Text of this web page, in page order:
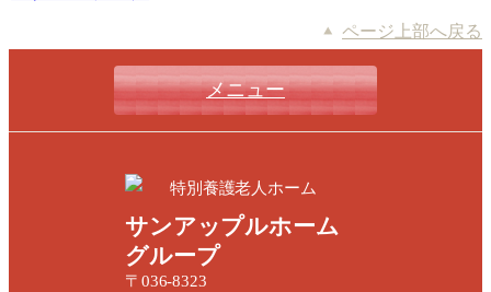
ページ上部へ戻る
メニュー
特別養護老人ホーム
サンアップルホーム
グループ
〒036-8323